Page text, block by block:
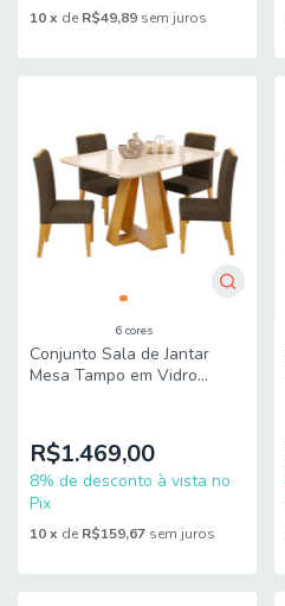
10x de R$49,89 sem juros
6 cores
Conjunto Sala de Jantar
Mesa Tampo em Vidro
R$1.469,00
8% de desconto à vista no
Pix
10x de R$159,67 sem juros